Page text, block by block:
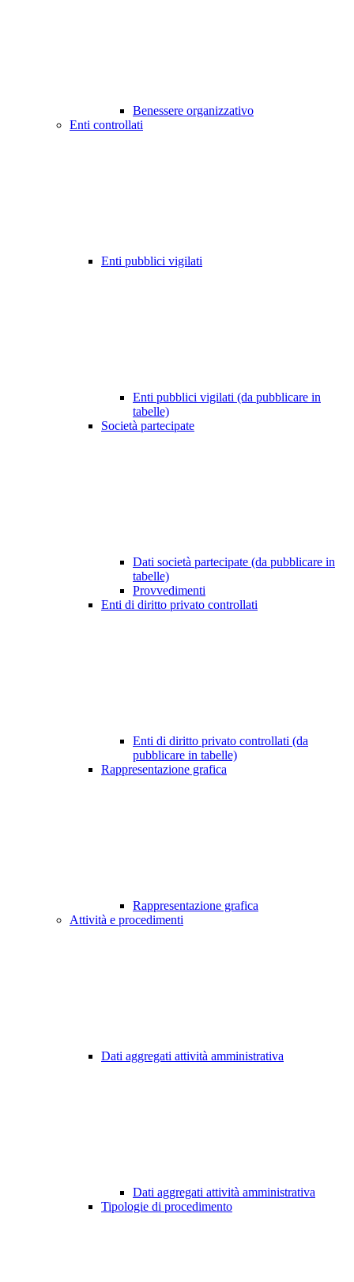
Benessere organizzativo
Enti controllati
Enti pubblici vigilati
Enti pubblici vigilati (da pubblicare in
tabelle)
Società partecipate
Dati società partecipate (da pubblicare in
tabelle)
Provvedimenti
Enti di diritto privato controllati
Enti di diritto privato controllati (da
pubblicare in tabelle)
Rappresentazione grafica
Rappresentazione grafica
Attività e procedimenti
Dati aggregati attività amministrativa
Dati aggregati attività amministrativa
Tipologie di procedimento